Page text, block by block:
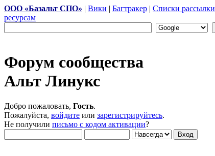
ООО «Базальт СПО» | Вики | Багтракер | Списки рассылки
ресурсам
Форум сообщества
Альт Линукс
Добро пожаловать, Гость.
Пожалуйста, войдите или зарегистрируйтесь.
Не получили письмо с кодом активации?